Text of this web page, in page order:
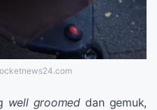
well groomeddan gemuk,